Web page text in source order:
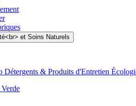
Détergents & Produits d'Entretien